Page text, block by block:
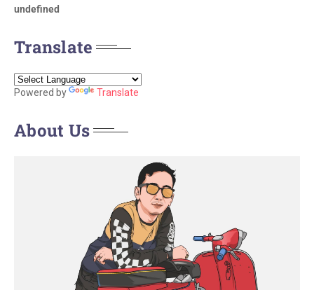
undefned
Translate
Powered by Translate
About Us